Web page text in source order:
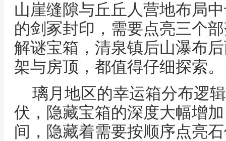
山崖缝隙与丘丘人营地布局
的剑冢封印，需要点亮三个
解谜宝箱，清泉镇后山瀑布
架与房顶，都值得仔细探索。
璃月地区的幸运箱分布逻
伏，隐藏宝箱的深度大幅增
间，隐藏着需要按顺序点亮